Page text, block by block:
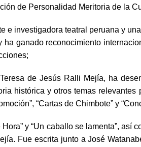
de Personalidad Meritoria de la
e investigadora teatral peruana y
ganado reconocimiento
de Jesús Ralli Mejía, ha
histórica y otros temas
“Cartas de Chimbote” y
y “Un caballo se lamenta”,
Fue escrita junto a José